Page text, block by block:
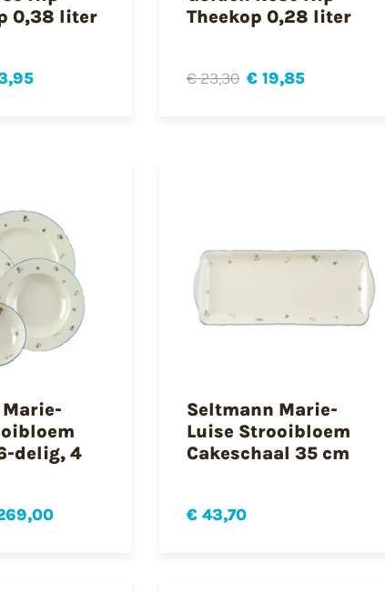
0,38 liter
Theekop 0,28 liter
€ 23,30 € 19,85
delig, 4
Seltmann Marie-
Luise Strooibloem
Cakeschaal 35 cm
€ 43,70